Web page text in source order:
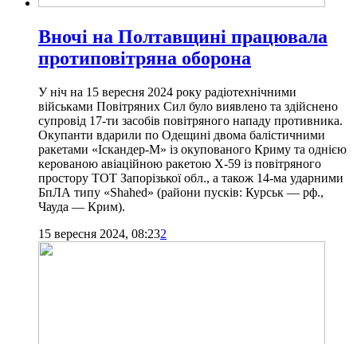
Вночі на Полтавщині працювала
протиповітряна оборона
У ніч на 15 вересня 2024 року радіотехнічними
військами Повітряних Сил було виявлено та здійснено
супровід 17-ти засобів повітряного нападу противника.
Окупанти вдарили по Одещині двома балістичними
ракетами «Іскандер-М» із окупованого Криму та однією
керованою авіаційною ракетою Х-59 із повітряного
простору ТОТ Запорізької обл., а також 14-ма ударними
БпЛА типу «Shahed» (райони пусків: Курськ — рф.,
Чауда — Крим).
15 вересня 2024, 08:232